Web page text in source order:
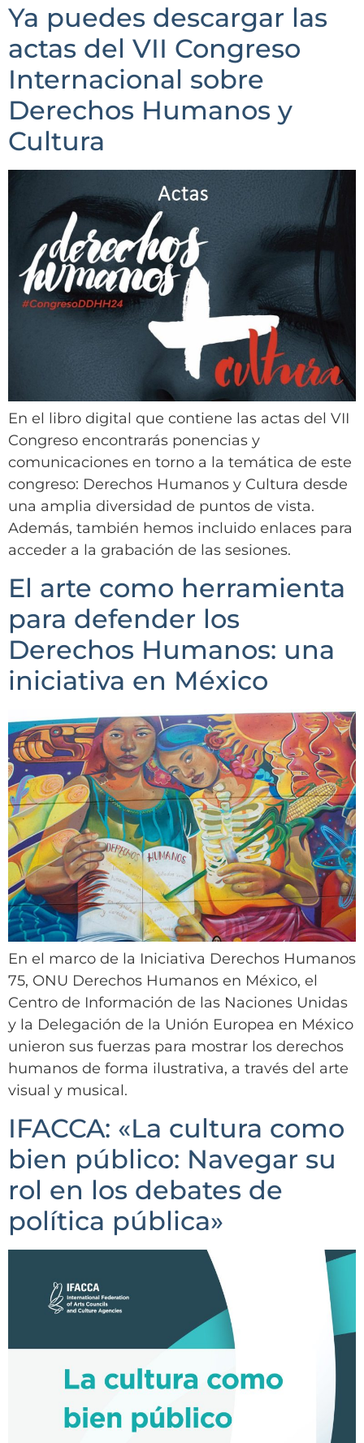
Ya puedes descargar las
actas del VII Congreso
Internacional sobre
Derechos Humanos y
Cultura
En el libro digital que contiene las actas del VII
Congreso encontrarás ponencias y
comunicaciones en torno a la temática de este
congreso: Derechos Humanos y Cultura desde
una amplia diversidad de puntos de vista.
Además, también hemos incluido enlaces para
acceder a la grabación de las sesiones.
El arte como herramienta
para defender los
Derechos Humanos: una
iniciativa en México
En el marco de la Iniciativa Derechos Humanos
75, ONU Derechos Humanos en México, el
Centro de Información de las Naciones Unidas
y la Delegación de la Unión Europea en México
unieron sus fuerzas para mostrar los derechos
humanos de forma ilustrativa, a través del arte
visual y musical.
IFACCA: «La cultura como
bien público: Navegar su
rol en los debates de
política pública»